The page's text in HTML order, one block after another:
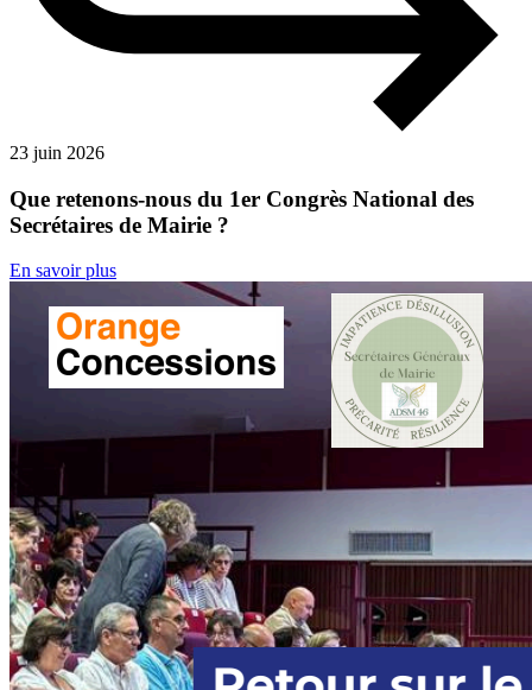
23 juin 2026
Que retenons-nous du 1er Congrès National des
Secrétaires de Mairie ?
En savoir plus